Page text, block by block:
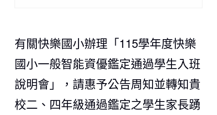
有關快樂國小辦理「115學年度快樂
國小一般智能資優鑑定通過學生入班
說明會」，請惠予公告周知並轉知貴
校二、四年級通過鑑定之學生家長踴